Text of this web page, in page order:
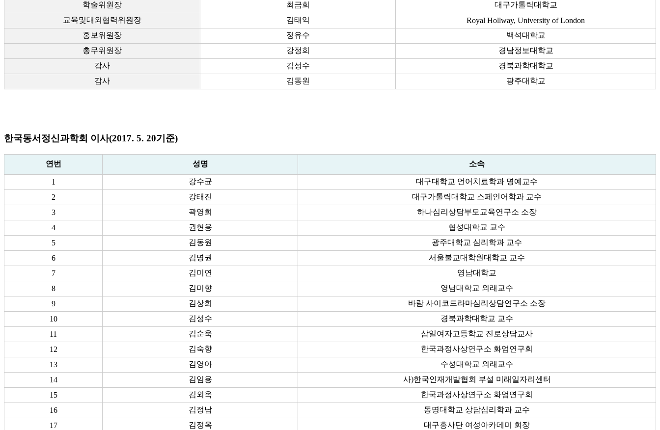
학술위원장
최금희
대구가톨릭대학교
교육및대외협력위원장
김태익
Royal Hollway, University of London
홍보위원장
정유수
백석대학교
총무위원장
강정희
경남정보대학교
감사
김성수
경북과학대학교
감사
김동원 광주대학교
한국동서정신과학회 이사(2017. 5. 20기준)
연번 성명 소속
1 강수균
대구대학교 언어치료학과 명예교수
2
강태진
대구가톨릭대학교 스페인어학과 교수
3
곽영희
하나심리상담부모교육연구소 소장
4
권현용
협성대학교 교수
5
김동원
광주대학교 심리학과 교수
6
김명권
서울불교대학원대학교 교수
7
김미연
영남대학교
8
김미향
영남대학교 외래교수
9
김상희
바람 사이코드라마심리상담연구소 소장
10
김성수
경북과학대학교 교수
11
김순욱
삼일여자고등학교 진로상담교사
12
김숙향
한국과정사상연구소 화엄연구회
13
김영아
수성대학교 외래교수
14
김임용
사)한국인재개발협회 부설 미래일자리센터
15
김외옥
한국과정사상연구소 화엄연구회
16
김정남
동명대학교 상담심리학과 교수
17
김정옥
대구흥사단 여성아카데미 회장